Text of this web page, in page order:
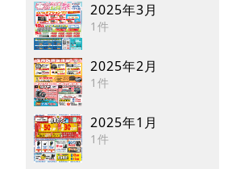
2025年3月
1件
2025年2月
1件
2025年1月
1件